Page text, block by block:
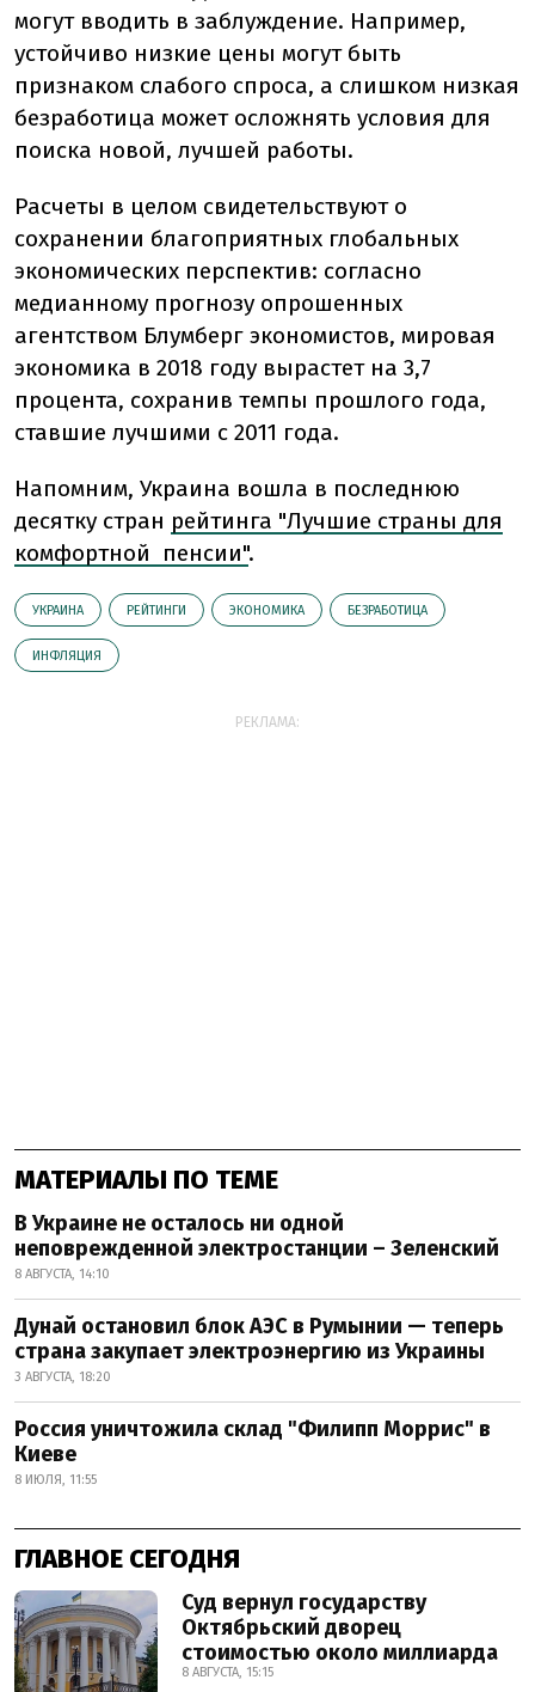
могут вводить в заблуждение. Например,
устойчиво низкие цены могут быть
признаком слабого спроса, а слишком низкая
безработица может осложнять условия для
поиска новой, лучшей работы.
Расчеты в целом свидетельствуют о
сохранении благоприятных глобальных
экономических перспектив: согласно
медианному прогнозу опрошенных
агентством Блумберг экономистов, мировая
экономика в 2018 году вырастет на 3,7
процента, сохранив темпы прошлого года,
ставшие лучшими с 2011 года.
Напомним, Украина вошла в последнюю
десятку стран рейтинга "Лучшие страны для
комфортной пенсии".
УКРАИНА РЕЙТИНГИ ЭКОНОМИКА БЕЗРАБОТИЦА
ИНФЛЯЦИЯ
РЕКЛАМА:
МАТЕРИАЛЫ ПО ТЕМЕ
В Украине не осталось ни одной
неповрежденной электростанции – Зеленский
8 АВГУСТА, 14:10
Дунай остановил блок АЭС в Румынии — теперь
страна закупает электроэнергию из Украины
3 АВГУСТА, 18:20
Россия уничтожила склад "Филипп Моррис" в
Киеве
8 ИЮЛЯ, 11:55
ГЛАВНОЕ СЕГОДНЯ
Суд вернул государству
Октябрьский дворец
стоимостью около миллиарда
8 АВГУСТА, 15:15